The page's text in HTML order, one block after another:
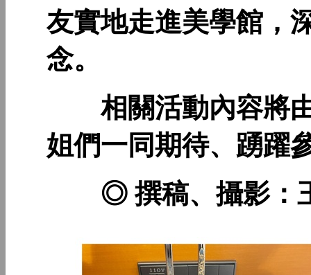
友實地走進美學館，
念。
相關活動內容將由
姐們一同期待、踴躍
◎ 撰稿、攝影：王